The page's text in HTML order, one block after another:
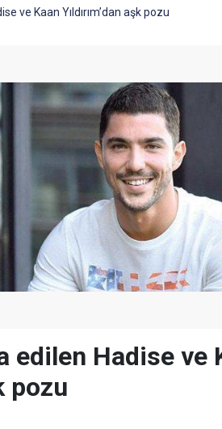
ve Kaan Yıldırım’dan aşk pozu
edilen Hadise ve
pozu